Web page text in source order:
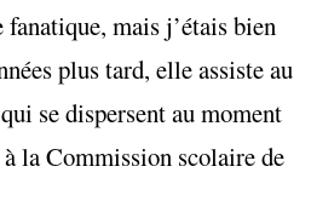
fanatique, mais j’étais bien
plus tard, elle assiste au
se dispersent au moment
la Commission scolaire de